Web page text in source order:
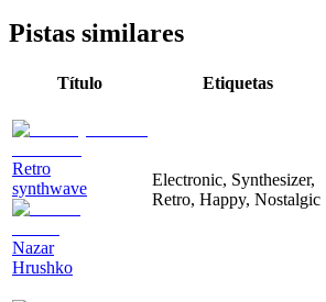
Pistas similares
Título Etiquetas
Retro
synthwave
Nazar
Hrushko
Electronic, Synthesizer,
Retro, Happy, Nostalgic